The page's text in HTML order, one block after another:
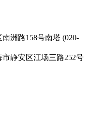
洲路158号南塔 (020-
静安区江场三路252号